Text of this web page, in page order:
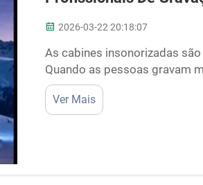
2026-03-22 20:18:07
As cabines insonorizadas
Quando as pessoas gravam
som seja claro e perfeito. No
totalmente a gravação. É por
Ver Mais